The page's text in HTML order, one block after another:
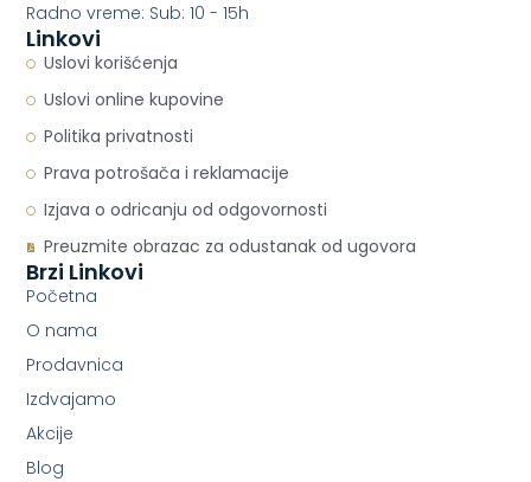
Linkovi
Uslovi korišćenja
Uslovi online kupovine
Politika privatnosti
Prava potrošača i reklamacije
Izjava o odricanju od odgovornosti
Preuzmite obrazac za odustanak od ugovora
Brzi Linkovi
Početna
O nama
Prodavnica
Izdvajamo
Akcije
Blog
Radno vreme: Sub: 10 - 15h